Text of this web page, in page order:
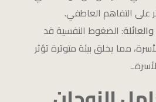
على التفاهم العاطفي.
: الضغوط النفسية قد
مما يخلق بيئة متوترة تؤثر